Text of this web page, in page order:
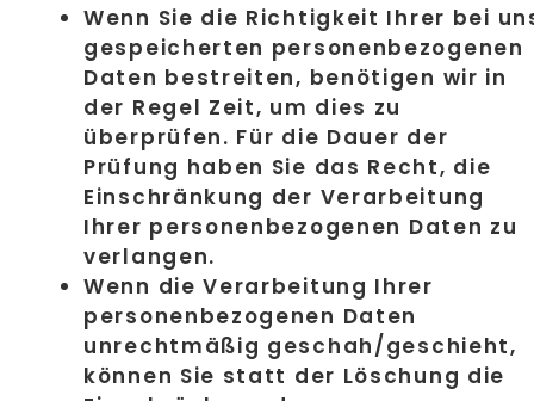
Wenn Sie die Richtigkeit Ihrer bei
gespeicherten personenbezogenen
Daten bestreiten, benötigen wir in
der Regel Zeit, um dies zu
überprüfen. Für die Dauer der
Prüfung haben Sie das Recht, die
Einschränkung der Verarbeitung
Ihrer personenbezogenen Daten zu
verlangen.
Wenn die Verarbeitung Ihrer
personenbezogenen Daten
unrechtmäßig geschah/geschieht,
können Sie statt der Löschung die